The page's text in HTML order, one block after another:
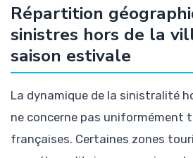
Répartition
sinistres hors de la
saison estivale
La dynamique de la sinistralité
ne concerne pas uniformément
françaises. Certaines zones